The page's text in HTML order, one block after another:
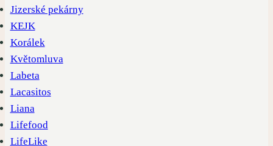
Jizerské pekárny
KEJK
Korálek
Květomluva
Labeta
Lacasitos
Liana
Lifefood
LifeLike